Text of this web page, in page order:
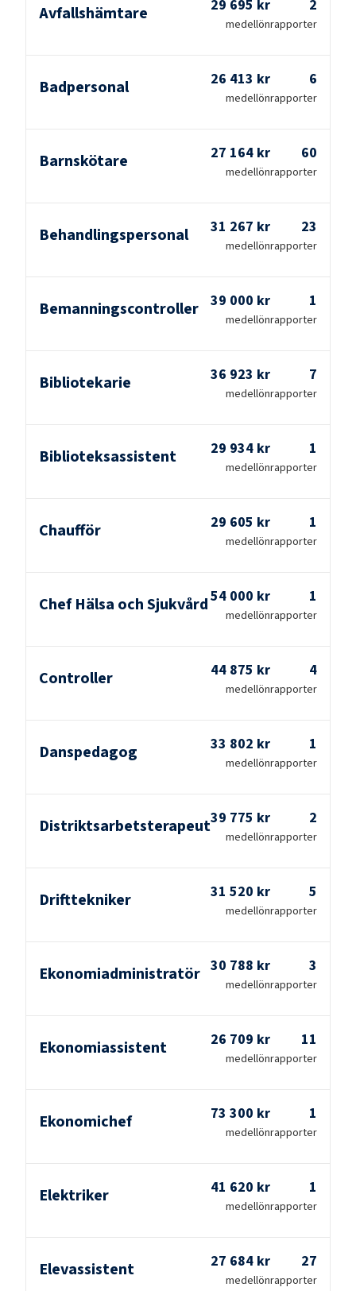
Avfallshämtare 29 695 kr
medellön
2
rapporter
Badpersonal 26 413 kr
medellön
6
rapporter
Barnskötare 27 164 kr
medellön
60
rapporter
Behandlingspersonal 31 267 kr
medellön
23
rapporter
Bemanningscontroller 39 000 kr
medellön
1
rapporter
Bibliotekarie 36 923 kr
medellön
7
rapporter
Biblioteksassistent 29 934 kr
medellön
1
rapporter
Chaufför 29 605 kr
medellön
1
rapporter
Chef Hälsa och Sjukvård54 000 kr
medellön
1
rapporter
Controller 44 875 kr
medellön
4
rapporter
Danspedagog 33 802 kr
medellön
1
rapporter
Distriktsarbetsterapeut39 775 kr
medellön
2
rapporter
Drifttekniker 31 520 kr
medellön
5
rapporter
Ekonomiadministratör 30 788 kr
medellön
3
rapporter
Ekonomiassistent 26 709 kr
medellön
11
rapporter
Ekonomichef 73 300 kr
medellön
1
rapporter
Elektriker 41 620 kr
medellön
1
rapporter
Elevassistent 27 684 kr
medellön
27
rapporter